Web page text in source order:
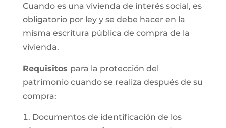
Cuando es una vivienda de interés social, es
obligatorio por ley y se debe hacer en la
misma escritura pública de compra de la
vivienda.
Requisitos para la protección del
patrimonio cuando se realiza después de su
compra:
Documentos de identificación de los